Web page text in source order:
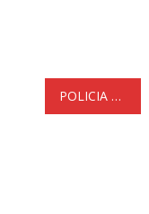
POLICIA DHUNË NË BURGUN KORIDALLOS, DY PËRFUNDOJNË NË SPITAL